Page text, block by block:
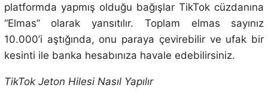
platformda yapmış olduğu bağışlar TikTok cüzdanına
“Elmas” olarak yansıtılır. Toplam elmas sayınız
10.000’i aştığında, onu paraya çevirebilir ve ufak bir
kesinti ile banka hesabınıza havale edebilirsiniz.
TikTok Jeton Hilesi Nasıl Yapılır